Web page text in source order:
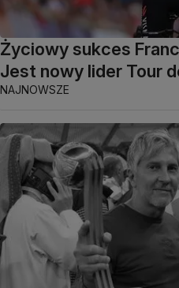
Życiowy sukces
Jest nowy lider Tour
NAJNOWSZE